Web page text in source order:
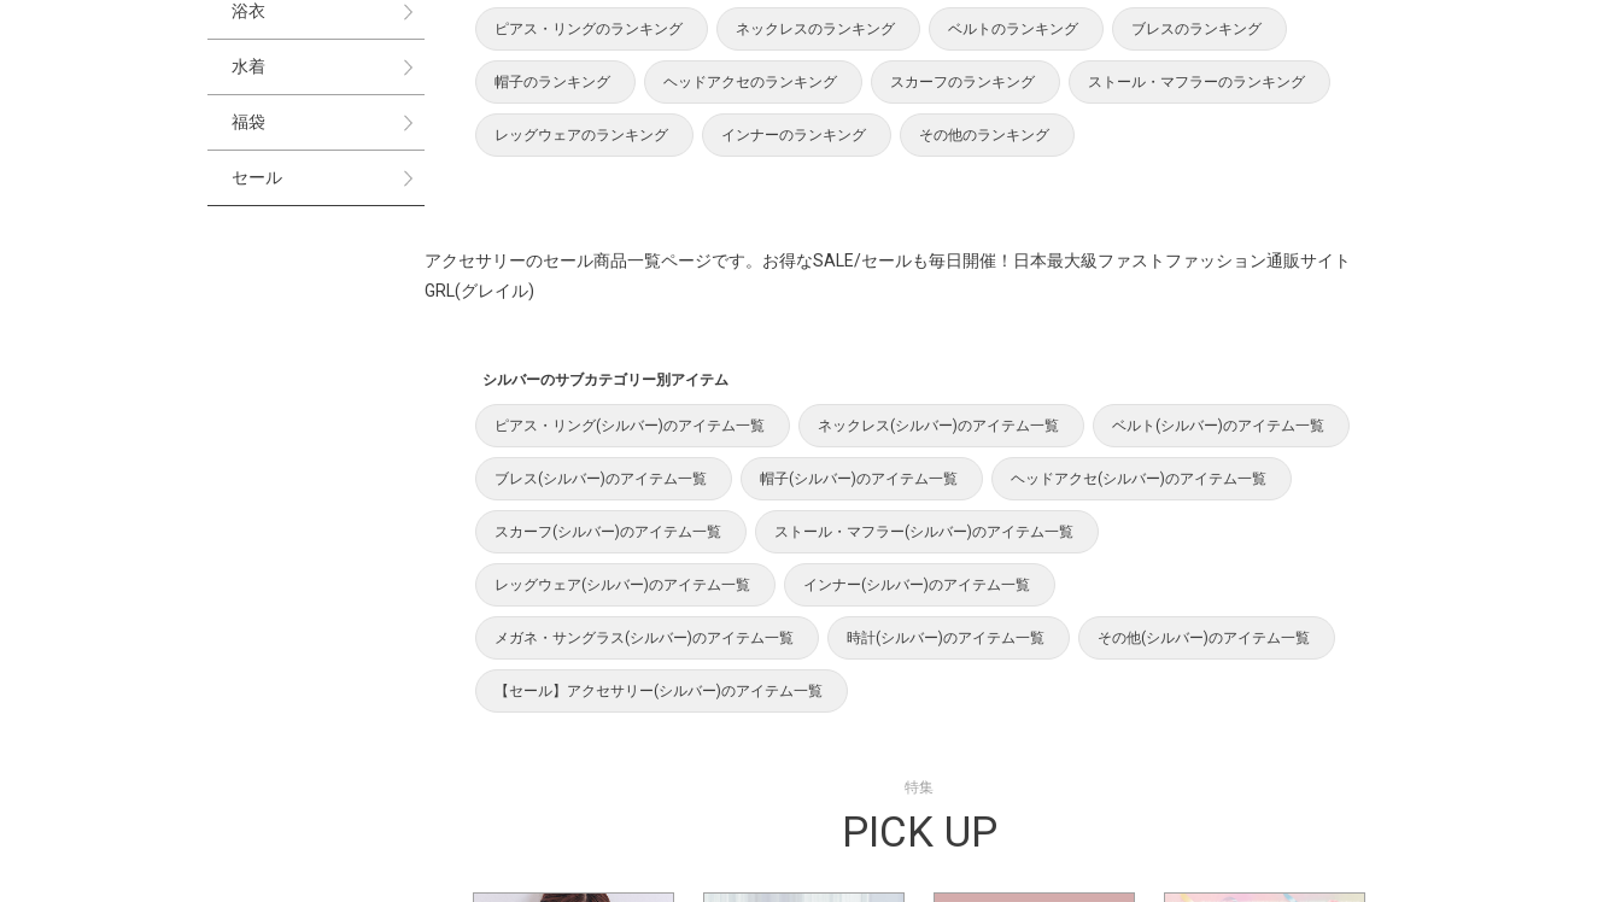
浴衣
水着
福袋
セール
ピアス・リングのランキング ネックレスのランキング ベルトのランキング ブレスのランキング
帽子のランキング ヘッドアクセのランキング スカーフのランキング ストール・マフラーのランキング
レッグウェアのランキング インナーのランキング その他のランキング
アクセサリーのセール商品一覧ページです。お得なSALE/セールも毎日開催！日本最大級ファストファッション通販サイト
GRL(グレイル)
シルバーのサブカテゴリー別アイテム
ピアス・リング(シルバー)のアイテム一覧 ネックレス(シルバー)のアイテム一覧 ベルト(シルバー)のアイテム一覧
ブレス(シルバー)のアイテム一覧 帽子(シルバー)のアイテム一覧 ヘッドアクセ(シルバー)のアイテム一覧
スカーフ(シルバー)のアイテム一覧 ストール・マフラー(シルバー)のアイテム一覧
レッグウェア(シルバー)のアイテム一覧 インナー(シルバー)のアイテム一覧
メガネ・サングラス(シルバー)のアイテム一覧 時計(シルバー)のアイテム一覧 その他(シルバー)のアイテム一覧
【セール】アクセサリー(シルバー)のアイテム一覧
特集
PICK UP